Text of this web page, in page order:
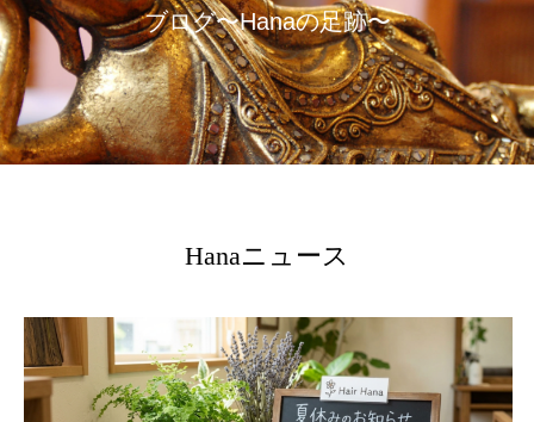
ブログ〜Hanaの足跡〜
Hanaニュース